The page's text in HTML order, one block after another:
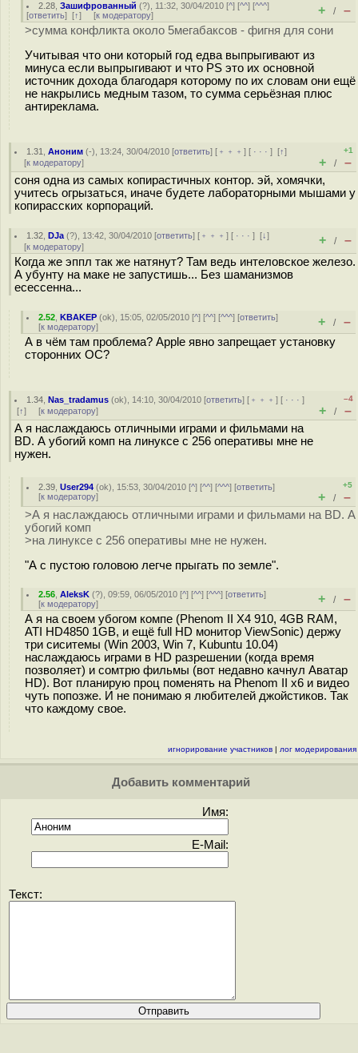
2.28 ,Зашифрованный (?), 11:32, 30/04/2010 [^] [^^] [^^^]
[ответить] [↑] [к модератору] + / –
>сумма конфликта около 5мегабаксов - фигня для сони
Учитывая что они который год едва выпрыгивают из
минуса если выпрыгивают и что PS это их основной
источник дохода благодаря которому по их словам они ещё
не накрылись медным тазом, то сумма серьёзная плюс
антиреклама.
1.31 ,Аноним (-), 13:24, 30/04/2010 [ответить] [ ﹢﹢﹢] [ · · ·][↑]
[к модератору]
+1
+ / –
соня одна из самых копирастичных контор. эй, хомячки,
учитесь огрызаться, иначе будете лабораторными мышами у
копирасских корпораций.
1.32 ,DJa (?), 13:42, 30/04/2010 [ответить] [ ﹢﹢﹢] [ · · ·][↓]
[к модератору] + / –
Когда же эппл так же натянут? Там ведь интеловское железо.
А убунту на маке не запустишь... Без шаманизмов
есессенна...
2.52 ,KBAKEP (ok), 15:05, 02/05/2010 [^] [^^] [^^^] [ответить]
[к модератору] + / –
А в чём там проблема? Apple явно запрещает установку
сторонних ОС?
1.34 ,Nas_tradamus (ok), 14:10, 30/04/2010 [ответить] [ ﹢﹢﹢] [ · · ·]
[↑] [к модератору]
–4
+ / –
А я наслаждаюсь отличными играми и фильмами на
BD. А убогий комп на линуксе с 256 оперативы мне не
нужен.
2.39 ,User294 (ok), 15:53, 30/04/2010 [^] [^^] [^^^] [ответить]
[к модератору]
+5
+ / –
>А я наслаждаюсь отличными играми и фильмами на BD. А
убогий комп
>на линуксе с 256 оперативы мне не нужен.
"А с пустою головою легче прыгать по земле".
2.56 ,AleksK (?), 09:59, 06/05/2010 [^] [^^] [^^^] [ответить]
[к модератору] + / –
А я на своем убогом компе (Phenom II X4 910, 4GB RAM,
ATI HD4850 1GB, и ещё full HD монитор ViewSonic) держу
три сиситемы (Win 2003, Win 7, Kubuntu 10.04)
наслаждаюсь играми в HD разрешении (когда время
позволяет) и сомтрю фильмы (вот недавно качнул Аватар
HD). Вот планирую проц поменять на Phenom II x6 и видео
чуть попозже. И не понимаю я любителей джойстиков. Так
что каждому свое.
игнорирование участников | лог модерирования
Добавить комментарий
Имя:
E-Mail:
Текст: